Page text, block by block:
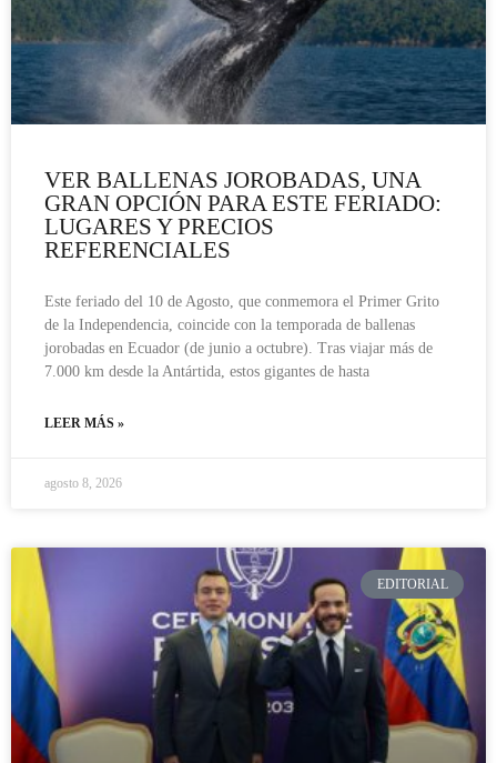
VER BALLENAS JOROBADAS, UNA
GRAN OPCIÓN PARA ESTE FERIADO:
LUGARES Y PRECIOS
REFERENCIALES
Este feriado del 10 de Agosto, que conmemora el Primer Grito
de la Independencia, coincide con la temporada de ballenas
jorobadas en Ecuador (de junio a octubre). Tras viajar más de
7.000 km desde la Antártida, estos gigantes de hasta
LEER MÁS »
agosto 8, 2026
EDITORIAL